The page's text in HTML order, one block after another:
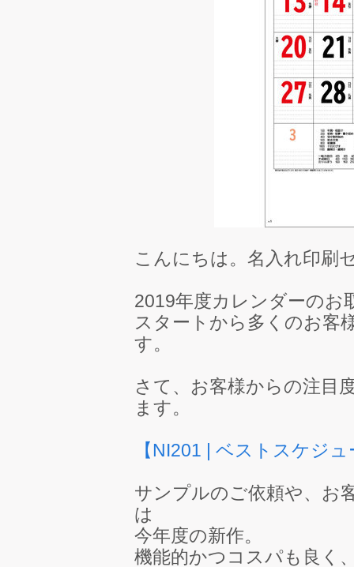
こんにちは。名入れ印刷
2019年度カレンダーのお
スタートから多くのお客
す。
さて、お客様からの注目
ます。
【NI201 | ベストスケジ
サンプルのご依頼や、お
は
今年度の新作。
機能的かつコスパも良く